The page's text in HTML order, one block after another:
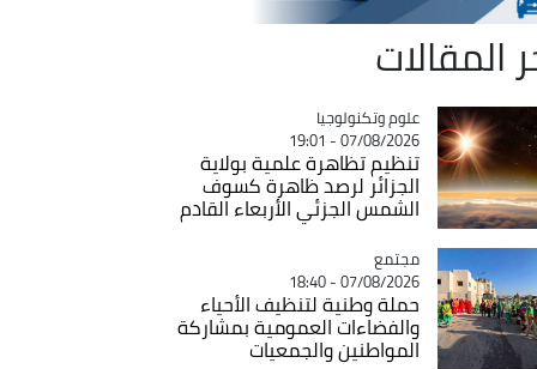
المقالات
Catégorie
علوم وتكنولوجيا
07/08/2026 - 19:01
تنظيم تظاهرة علمية بولاية
الجزائر لرصد ظاهرة كسوف
الشمس الجزئي الأربعاء القادم
Catégorie
مجتمع
07/08/2026 - 18:40
حملة وطنية لتنظيف الأحياء
والفضاءات العمومية بمشاركة
المواطنين والجمعيات